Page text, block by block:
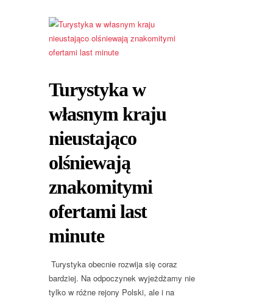
Turystyka w
własnym kraju
nieustająco
olśniewają
znakomitymi
ofertami last
minute
Turystyka obecnie rozwija się coraz
bardziej. Na odpoczynek wyjeżdżamy nie
tylko w różne rejony Polski, ale i na